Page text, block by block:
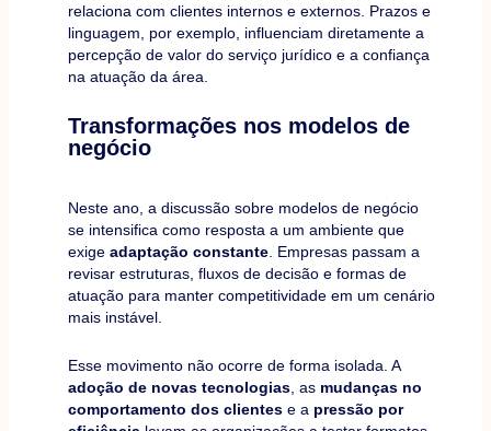
relaciona com clientes internos e externos. Prazos e
linguagem, por exemplo, influenciam diretamente a
percepção de valor do serviço jurídico e a confiança
na atuação da área.
Transformações nos modelos de
negócio
Neste ano, a discussão sobre modelos de negócio
se intensifica como resposta a um ambiente que
exige adaptação constante. Empresas passam a
revisar estruturas, fluxos de decisão e formas de
atuação para manter competitividade em um cenário
mais instável.
Esse movimento não ocorre de forma isolada. A
adoção de novas tecnologias, as mudanças no
comportamento dos clientese a pressão por